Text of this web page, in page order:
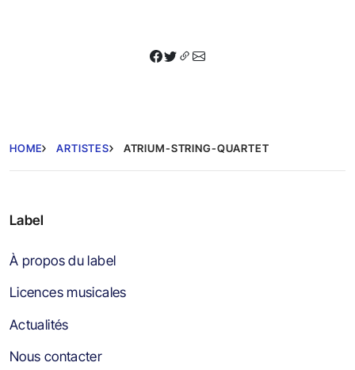
HOME ARTISTES ATRIUM-STRING-QUARTET
Label
À propos du label
Licences musicales
Actualités
Nous contacter